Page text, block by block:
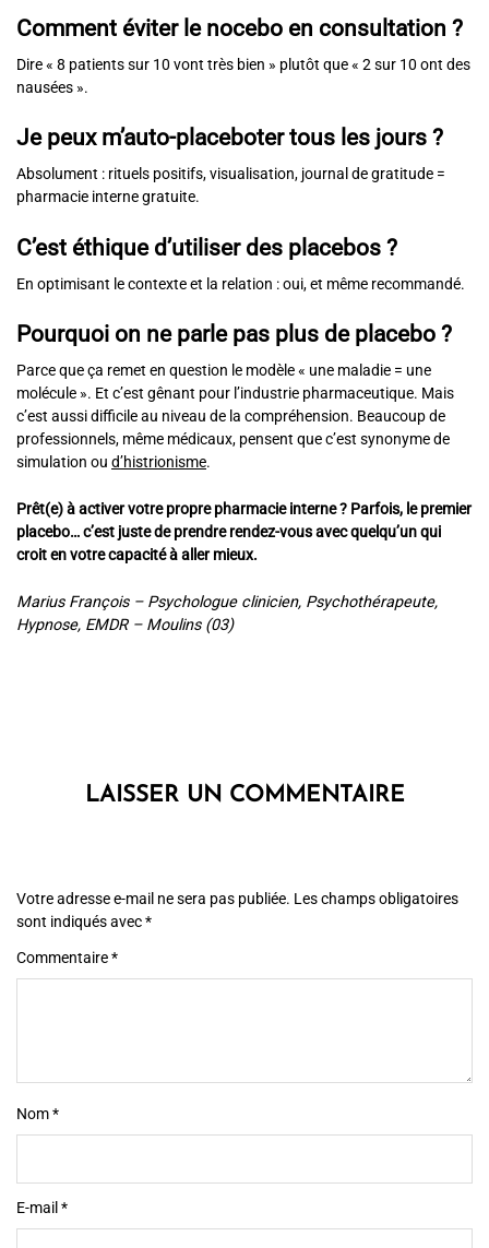
Comment éviter le nocebo en consultation ?
Dire « 8 patients sur 10 vont très bien » plutôt que « 2 sur 10 ont des
nausées ».
Je peux m’auto-placeboter tous les jours ?
Absolument : rituels positifs, visualisation, journal de gratitude =
pharmacie interne gratuite.
C’est éthique d’utiliser des placebos ?
En optimisant le contexte et la relation : oui, et même recommandé.
Pourquoi on ne parle pas plus de placebo ?
Parce que ça remet en question le modèle « une maladie = une
molécule ». Et c’est gênant pour l’industrie pharmaceutique. Mais
c’est aussi difficile au niveau de la compréhension. Beaucoup de
professionnels, même médicaux, pensent que c’est synonyme de
simulation ou d’histrionisme.
Prêt(e) à activer votre propre pharmacie interne ? Parfois, le premier
placebo… c’est juste de prendre rendez-vous avec quelqu’un qui
croit en votre capacité à aller mieux.
Marius François – Psychologue clinicien, Psychothérapeute,
Hypnose, EMDR – Moulins (03)
LAISSER UN COMMENTAIRE
Votre adresse e-mail ne sera pas publiée. Les champs obligatoires
sont indiqués avec*
Commentaire*
Nom*
E-mail *